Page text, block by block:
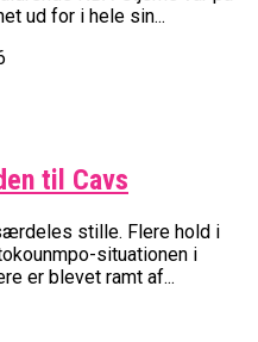
ud for i hele sin...
til Cavs
stille. Flere hold i
situationen i
er blevet ramt af...